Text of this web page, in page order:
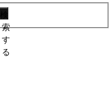
索
す
る